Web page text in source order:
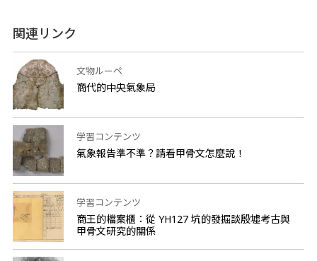
関連リンク
文物ルーペ
商代的中央氣象局
学習コンテンツ
氣象報告準不準？請看甲骨文怎麼說！
学習コンテンツ
商王的檔案櫃：從 YH127 坑的發掘談殷墟考古與
甲骨文研究的關係